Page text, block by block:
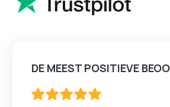
DE MEEST POSITIEVE